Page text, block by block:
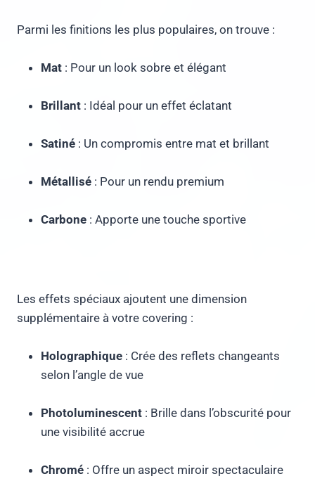
Parmi les finitions les plus populaires, on trouve :
Mat : Pour un look sobre et élégant
Brillant : Idéal pour un effet éclatant
Satiné : Un compromis entre mat et brillant
Métallisé : Pour un rendu premium
Carbone : Apporte une touche sportive
Les effets spéciaux ajoutent une dimension
supplémentaire à votre covering :
Holographique : Crée des reflets changeants
selon l’angle de vue
Photoluminescent : Brille dans l’obscurité pour
une visibilité accrue
Chromé : Offre un aspect miroir spectaculaire